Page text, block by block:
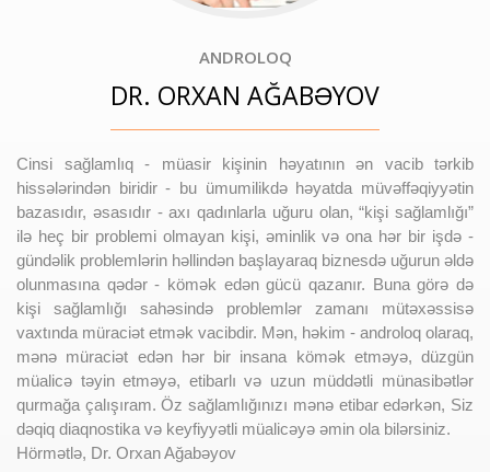
ANDROLOQ
DR. ORXAN AĞABƏYOV
Cinsi sağlamlıq - müasir kişinin həyatının ən vacib tərkib
hissələrindən biridir - bu ümumilikdə həyatda müvəffəqiyyətin
bazasıdır, əsasıdır - axı qadınlarla uğuru olan, “kişi sağlamlığı”
ilə heç bir problemi olmayan kişi, əminlik və ona hər bir işdə -
gündəlik problemlərin həllindən başlayaraq biznesdə uğurun əldə
olunmasına qədər - kömək edən gücü qazanır. Buna görə də
kişi sağlamlığı sahəsində problemlər zamanı mütəxəssisə
vaxtında müraciət etmək vacibdir. Mən, həkim - androloq olaraq,
mənə müraciət edən hər bir insana kömək etməyə, düzgün
müalicə təyin etməyə, etibarlı və uzun müddətli münasibətlər
qurmağa çalışıram. Öz sağlamlığınızı mənə etibar edərkən, Siz
dəqiq diaqnostika və keyfiyyətli müalicəyə əmin ola bilərsiniz.
Hörmətlə, Dr. Orxan Ağabəyov